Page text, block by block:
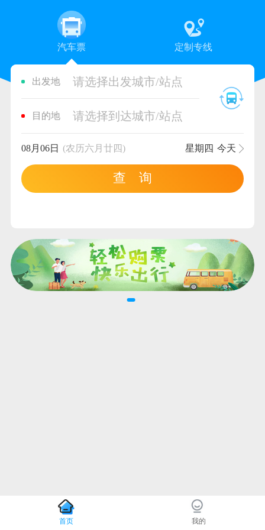
汽车票 定制专线
出发地 请选择出发城市/站点
目的地 请选择到达城市/站点
08月06日 (农历六月廿四) 星期四 今天
查 询
首页 我的